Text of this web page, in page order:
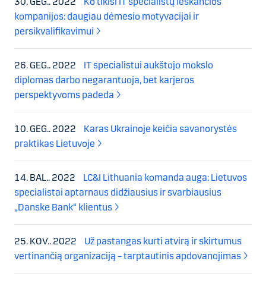
kompanijos: daugiau dėmesio motyvacijai ir
persikvalifikavimui
26. GEG.. 2022
IT specialistui aukštojo mokslo
diplomas darbo negarantuoja, bet karjeros
perspektyvoms padeda
10. GEG.. 2022
Karas Ukrainoje keičia savanorystės
praktikas Lietuvoje
14. BAL.. 2022
LC&I Lithuania komanda auga: Lietuvos
specialistai aptarnaus didžiausius ir svarbiausius
„Danske Bank“ klientus
25. KOV.. 2022
Už pastangas kurti atvirą ir skirtumus
vertinančią organizaciją – tarptautinis apdovanojimas